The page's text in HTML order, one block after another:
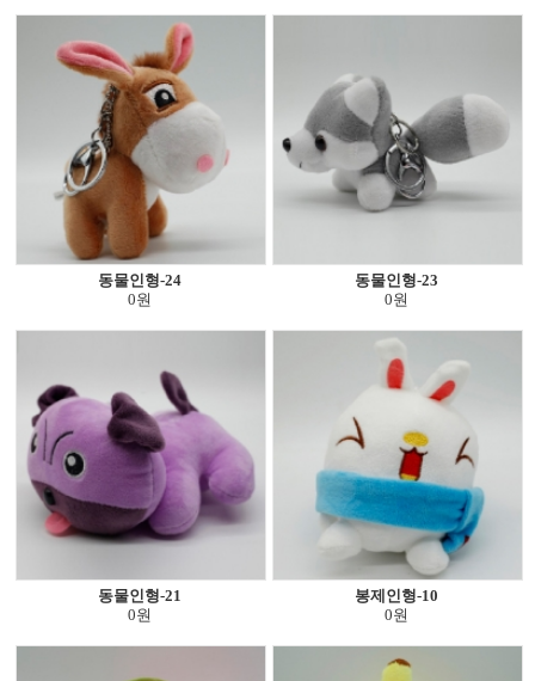
동물인형-24
0원
동물인형-23
0원
동물인형-21
0원
봉제인형-10
0원